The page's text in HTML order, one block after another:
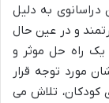
به دلیل
و در عین حال
راه حل موثر و
مورد توجه قرار
کودکان، تلاش می